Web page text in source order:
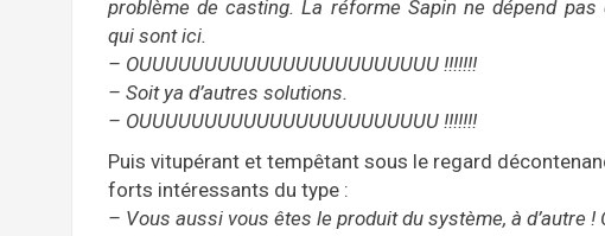
problème de casting. La réforme Sapin ne dépend pas
qui sont ici.
– OUUUUUUUUUUUUUUUUUUUUUUU !!!!!!!
– Soit ya d’autres solutions.
– OUUUUUUUUUUUUUUUUUUUUUUU !!!!!!!
Puis vitupérant et tempêtant sous le regard
forts intéressants du type :
– Vous aussi vous êtes le produit du système, à d’autre